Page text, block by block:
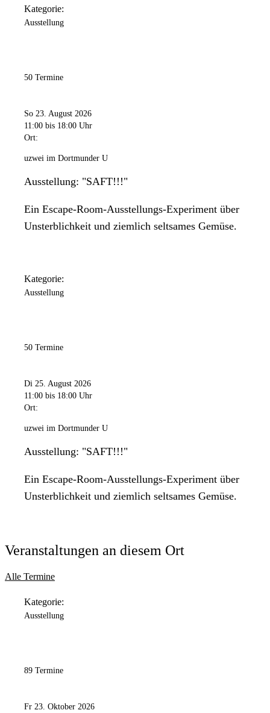
Kategorie:
Ausstellung
50 Termine
So 23. August 2026
11:00 bis 18:00 Uhr
Ort:
uzwei im Dortmunder U
Ausstellung: "SAFT!!!"
Ein Escape-Room-Ausstellungs-Experiment über
Unsterblichkeit und ziemlich seltsames Gemüse.
Kategorie:
Ausstellung
50 Termine
Di 25. August 2026
11:00 bis 18:00 Uhr
Ort:
uzwei im Dortmunder U
Ausstellung: "SAFT!!!"
Ein Escape-Room-Ausstellungs-Experiment über
Unsterblichkeit und ziemlich seltsames Gemüse.
Veranstaltungen an diesem Ort
Alle Termine
Kategorie:
Ausstellung
89 Termine
Fr 23. Oktober 2026